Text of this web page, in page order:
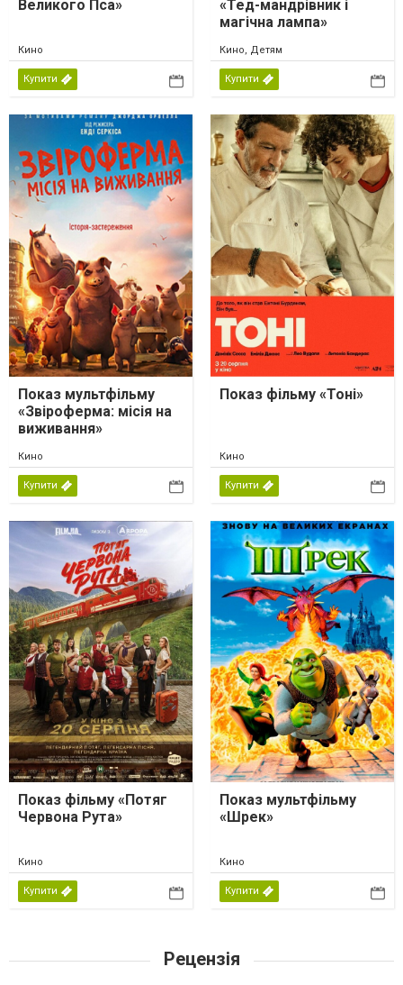
Великого Пса»
Кино
Купити
«Тед-мандрівник і
магічна лампа»
Кино, Детям
Купити
Показ мультфільму
«Звіроферма: місія на
виживання»
Кино
Купити
Показ фільму «Тоні»
Кино
Купити
Показ фільму «Потяг
Червона Рута»
Кино
Купити
Показ мультфільму
«Шрек»
Кино
Купити
Рецензія